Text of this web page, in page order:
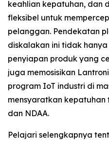
keahlian kepatuhan, dan
fleksibel untuk
pelanggan. Pendekatan
diskalakan ini tidak
penyiapan produk yang
juga memosisikan
program IoT industri di
mensyaratkan
dan NDAA.
Pelajari selengkapnya